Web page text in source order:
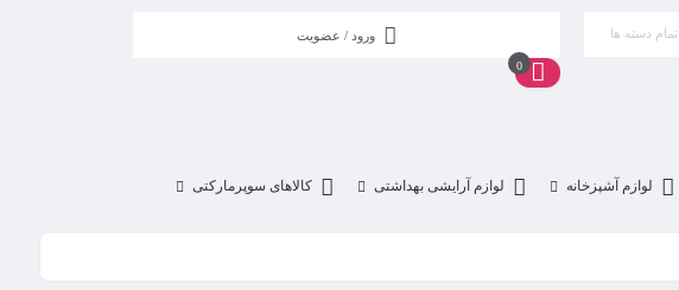
تمام دسته ها ورود / عضویت
0
لوازم آشپزخانه لوازم آرایشی بهداشتی کالاهای سوپرمارکتی